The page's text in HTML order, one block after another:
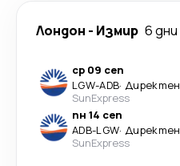
Лондон - Измир 6 дни
ср 09 сеп
LGW-ADB· Директен
SunExpress
пн 14 сеп
ADB-LGW· Директен
SunExpress